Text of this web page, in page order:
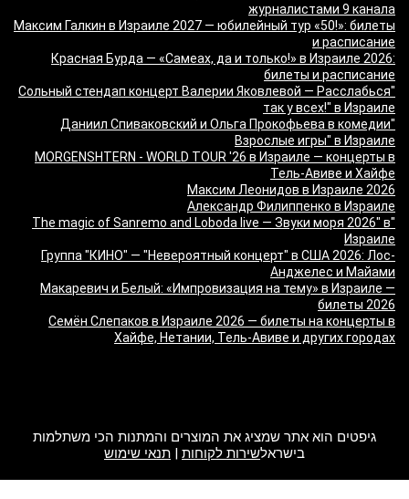
журналистами 9 канала
Максим Галкин в Израиле 2027 — юбилейный тур «50!»: билеты
и расписание
Красная Бурда — «Самеах, да и только!» в Израиле 2026:
билеты и расписание
"Сольный стендап концерт Валерии Яковлевой — Расслабься
так у всех!" в Израиле
"Даниил Спиваковский и Ольга Прокофьева в комедии
Взрослые игры" в Израиле
MORGENSHTERN - WORLD TOUR '26 в Израиле — концерты в
Тель-Авиве и Хайфе
Максим Леонидов в Израиле 2026
Александр Филиппенко в Израиле
"The magic of Sanremo and Loboda live — Звуки моря 2026" в
Израиле
Группа "КИНО" — "Невероятный концерт" в США 2026: Лос-
Анджелес и Майами
Макаревич и Белый: «Импровизация на тему» в Израиле —
билеты 2026
Семён Слепаков в Израиле 2026 — билеты на концерты в
Хайфе, Нетании, Тель-Авиве и других городах
גיפטים הוא אתר שמציג את המוצרים והמתנות הכי משתלמות
בישראלשירות לקוחות תנאי שימוש